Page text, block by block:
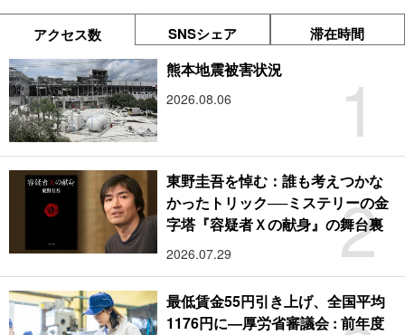
アクセス数 SNSシェア 滞在時間
1
熊本地震被害状況
2026.08.06
2
東野圭吾を悼む：誰も考えつかな
かったトリック──ミステリーの金
字塔『容疑者Ｘの献身』の舞台裏
2026.07.29
最低賃金55円引き上げ、全国平均
1176円に―厚労省審議会 : 前年度